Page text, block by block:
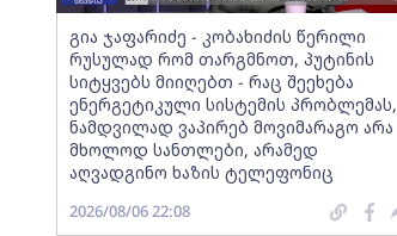
გია ჯაფარიძე - კობახიძის წერილი
რუსულად რომ თარგმნოთ, პუტინის
სიტყვებს მიიღებთ - რაც შეეხება
ენერგეტიკული სისტემის პრობლემას,
ნამდვილად ვაპირებ მოვიმარაგო არა
მხოლოდ სანთლები, არამედ
აღვადგინო ხაზის ტელეფონიც
2026/08/06 22:08